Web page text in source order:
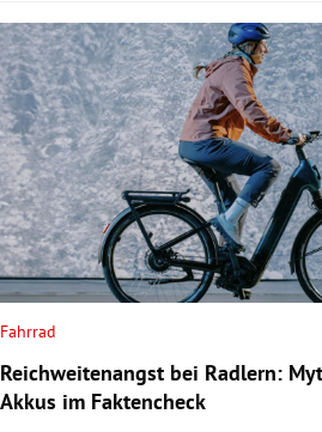
Fahrrad
Reichweitenangst bei Radlern:
Akkus im Faktencheck